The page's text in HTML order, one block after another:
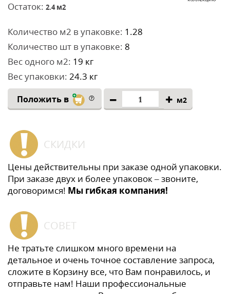
Остаток: 2.4м2
Количество м2 в упаковке: 1.28
Количество шт в упаковке: 8
Вес одного м2: 19 кг
Вес упаковки: 24.3 кг
Положить в м2
СКИДКИ
Цены действительны при заказе одной упаковки.
При заказе двух и более упаковок – звоните,
договоримся! Мы гибкая компания!
СОВЕТ
Не тратьте слишком много времени на
детальное и очень точное составление запроса,
сложите в Корзину все, что Вам понравилось, и
отправьте нам! Наши профессиональные